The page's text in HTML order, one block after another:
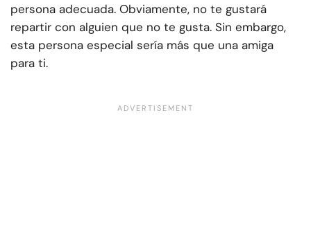
persona adecuada. Obviamente, no te gustará
repartir con alguien que no te gusta. Sin embargo,
esta persona especial sería más que una amiga
para ti.